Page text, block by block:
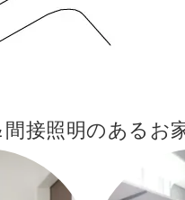
間接照明のあるお